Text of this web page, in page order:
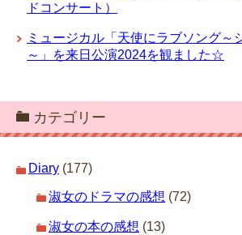
ドコンサート）
ミュージカル「天使にラブソング～
～」を来日公演2024を観ました☆
カテゴリー
Diary (177)
淑女のドラマの感想 (72)
淑女の本の感想 (13)